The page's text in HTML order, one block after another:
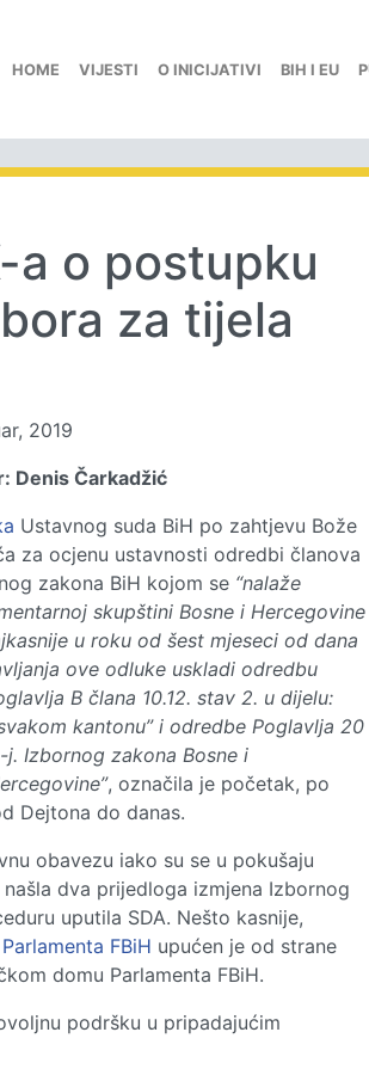
HOME VIJESTI O INICIJATIVI BIH I EU
a o postupku
za tijela
2019
Denis Čarkadžić
Ustavnog suda BiH po zahtjevu Bože
za ocjenu ustavnosti odredbi članova
zakona BiH kojom se “nalaže
skupštini Bosne i Hercegovine
u roku od šest mjeseci od dana
ove odluke uskladi odredbu
B člana 10.12. stav 2. u dijelu:
kantonu” i odredbe Poglavlja 20
j. Izbornog zakona Bosne i
, označila je početak, po
Dejtona do danas.
obavezu iako su se u pokušaju
dva prijedloga izmjena Izbornog
uputila SDA. Nešto kasnije,
FBiH upućen je od strane
domu Parlamenta FBiH.
podršku u pripadajućim